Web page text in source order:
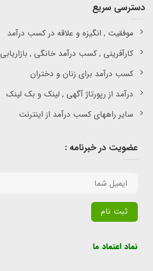
دسترسی سریع
موفقیت , انگیزه و علاقه در کسب درآمد
کارآفرینی , کسب درآمد خانگی , بازاریابی
کسب درآمد برای زنان و دختران
درآمد از رپورتاژ آگهی , لینک و بک لینک
سایر راههای کسب درآمد از اینترنت
عضویت در خبرنامه :
نماد اعتماد ما